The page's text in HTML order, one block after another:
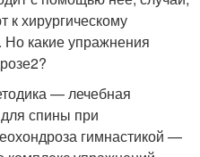
к хирургическому
Но какие упражнения
— лечебная
спины при
гимнастикой —